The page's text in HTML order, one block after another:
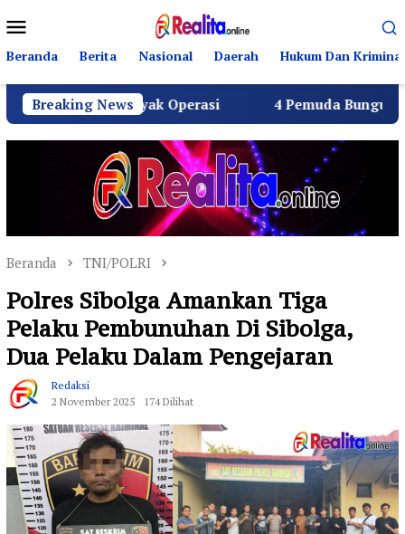
ke
kontenMobile
Beranda Berita Nasional Daerah Hukum Dan Kriminal
Breaking News
Layak Operasi 4 Pemuda Bungur Raya Bulatkan
Beranda TNI/POLRI
Polres Sibolga Amankan Tiga
Pelaku Pembunuhan Di Sibolga,
Dua Pelaku Dalam Pengejaran
Redaksi
2 November 2025
174 Dilihat